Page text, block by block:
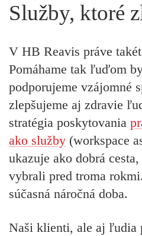
Služby, ktoré
V HB Reavis práve
Pomáhame tak ľuďom
podporujeme vzájomné
zlepšujeme aj zdravie
stratégia poskytovania
ako služby (workspace
ukazuje ako dobrá
vybrali pred troma
súčasná náročná doba.
Naši klienti, ale aj ľudia